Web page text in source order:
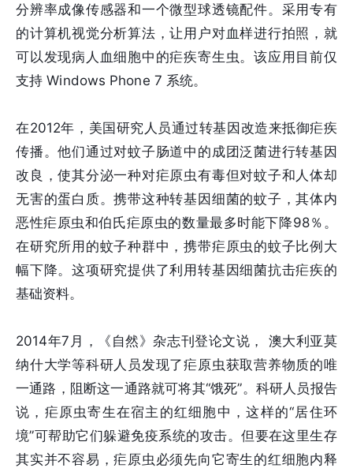
分辨率成像传感器和一个微型球透镜配件。采用专有
的计算机视觉分析算法，让用户对血样进行拍照，就
可以发现病人血细胞中的疟疾寄生虫。该应用目前仅
支持 Windows Phone 7 系统。
在2012年，美国研究人员通过转基因改造来抵御疟疾
传播。他们通过对蚊子肠道中的成团泛菌进行转基因
改良，使其分泌一种对疟原虫有毒但对蚊子和人体却
无害的蛋白质。携带这种转基因细菌的蚊子，其体内
恶性疟原虫和伯氏疟原虫的数量最多时能下降98％。
在研究所用的蚊子种群中，携带疟原虫的蚊子比例大
幅下降。这项研究提供了利用转基因细菌抗击疟疾的
基础资料。
2014年7月，《自然》杂志刊登论文说， 澳大利亚莫
纳什大学等科研人员发现了疟原虫获取营养物质的唯
一通路，阻断这一通路就可将其“饿死”。科研人员报告
说，疟原虫寄生在宿主的红细胞中，这样的“居住环
境”可帮助它们躲避免疫系统的攻击。但要在这里生存
其实并不容易，疟原虫必须先向它寄生的红细胞内释